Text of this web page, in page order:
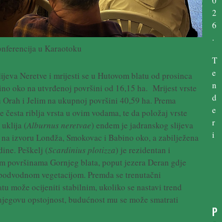
u Karaotoku
Neretve i mrijesti se u Hutovom blatu od prosinca
oko na utvrđenoj površini od 16,15 ha. Mrijest vrste
i Jelim na ukupnoj površini 40,59 ha. Prema
riblja vrsta u ovim vodama, te da položaj vrste
uklija (Alburnus neretvae) endem je jadranskog slijeva
izvoru Lonđža, Smokovac i Babino oko, a zabilježena
Peškelj (Scardinius plotizza) je rezidentan i
površinama Gornjeg blata, poput jezera Deran gdje
vegetacijom. Premda se trenutačni
može ocijeniti stabilnim, ukoliko se nastavi trend
opstojnost, budućnost mu se može smatrati
2
6
.
T
e
n
d
e
r
i
P